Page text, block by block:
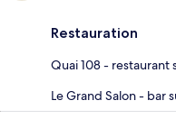
Restauration
Quai 108 - restaurant
Le Grand Salon - bar